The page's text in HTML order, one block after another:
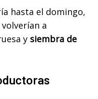
hasta el domingo,
volverían a
y siembra de